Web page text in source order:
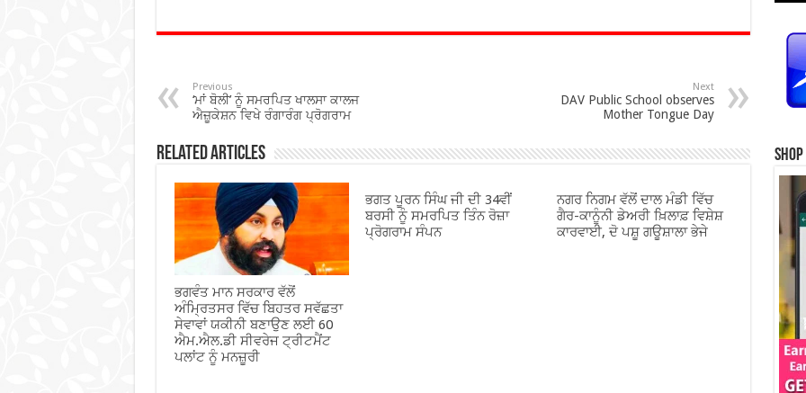
e
o
o
k
tt at
p
p
ar
Previous
‘ਮਾਂ ਬੋਲੀ’ ਨੂੰ ਸਮਰਪਿਤ ਖਾਲਸਾ ਕਾਲਜ
ਐਜ਼ੂਕੇਸ਼ਨ ਵਿਖੇ ਰੰਗਾਰੰਗ ਪ੍ਰੋਗਰਾਮ
Next
DAV Public School observes
Mother Tongue Day
Related Articles
ਭਗਵੰਤ ਮਾਨ ਸਰਕਾਰ ਵੱਲੋਂ
ਅੰਮ੍ਰਿਤਸਰ ਵਿੱਚ ਬਿਹਤਰ ਸਵੱਛਤਾ
ਸੇਵਾਵਾਂ ਯਕੀਨੀ ਬਣਾਉਣ ਲਈ 60
ਐਮ.ਐਲ.ਡੀ ਸੀਵਰੇਜ ਟ੍ਰੀਟਮੈਂਟ
ਪਲਾਂਟ ਨੂੰ ਮਨਜ਼ੂਰੀ
ਭਗਤ ਪੂਰਨ ਸਿੰਘ ਜੀ ਦੀ 34ਵੀਂ
ਬਰਸੀ ਨੂੰ ਸਮਰਪਿਤ ਤਿੰਨ ਰੋਜ਼ਾ
ਪ੍ਰੋਗਰਾਮ ਸੰਪਨ
ਨਗਰ ਨਿਗਮ ਵੱਲੋਂ ਦਾਲ ਮੰਡੀ ਵਿੱਚ
ਗੈਰ-ਕਾਨੂੰਨੀ ਡੇਅਰੀ ਖ਼ਿਲਾਫ਼ ਵਿਸ਼ੇਸ਼
ਕਾਰਵਾਈ, ਦੋ ਪਸ਼ੂ ਗਊਸ਼ਾਲਾ ਭੇਜੇ